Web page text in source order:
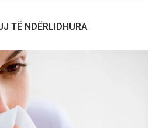
TË NDËRLIDHURA